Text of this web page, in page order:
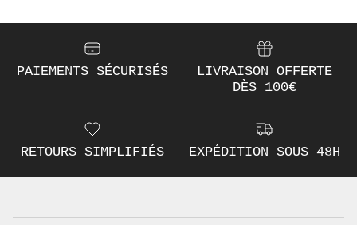
PAIEMENTS SÉCURISÉS
LIVRAISON OFFERTE
DÈS 100€
RETOURS SIMPLIFIÉS EXPÉDITION SOUS 48H